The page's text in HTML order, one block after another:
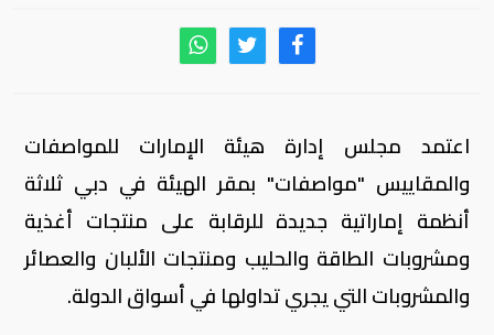
اعتمد مجلس إدارة هيئة الإمارات للمواصفات
والمقاييس "مواصفات" بمقر الهيئة في دبي ثلاثة
أنظمة إماراتية جديدة للرقابة على منتجات أغذية
ومشروبات الطاقة والحليب ومنتجات الألبان والعصائر
والمشروبات التي يجري تداولها في أسواق الدولة.